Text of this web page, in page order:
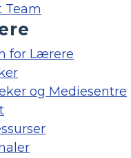
Team
for Lærere
og Mediesentre